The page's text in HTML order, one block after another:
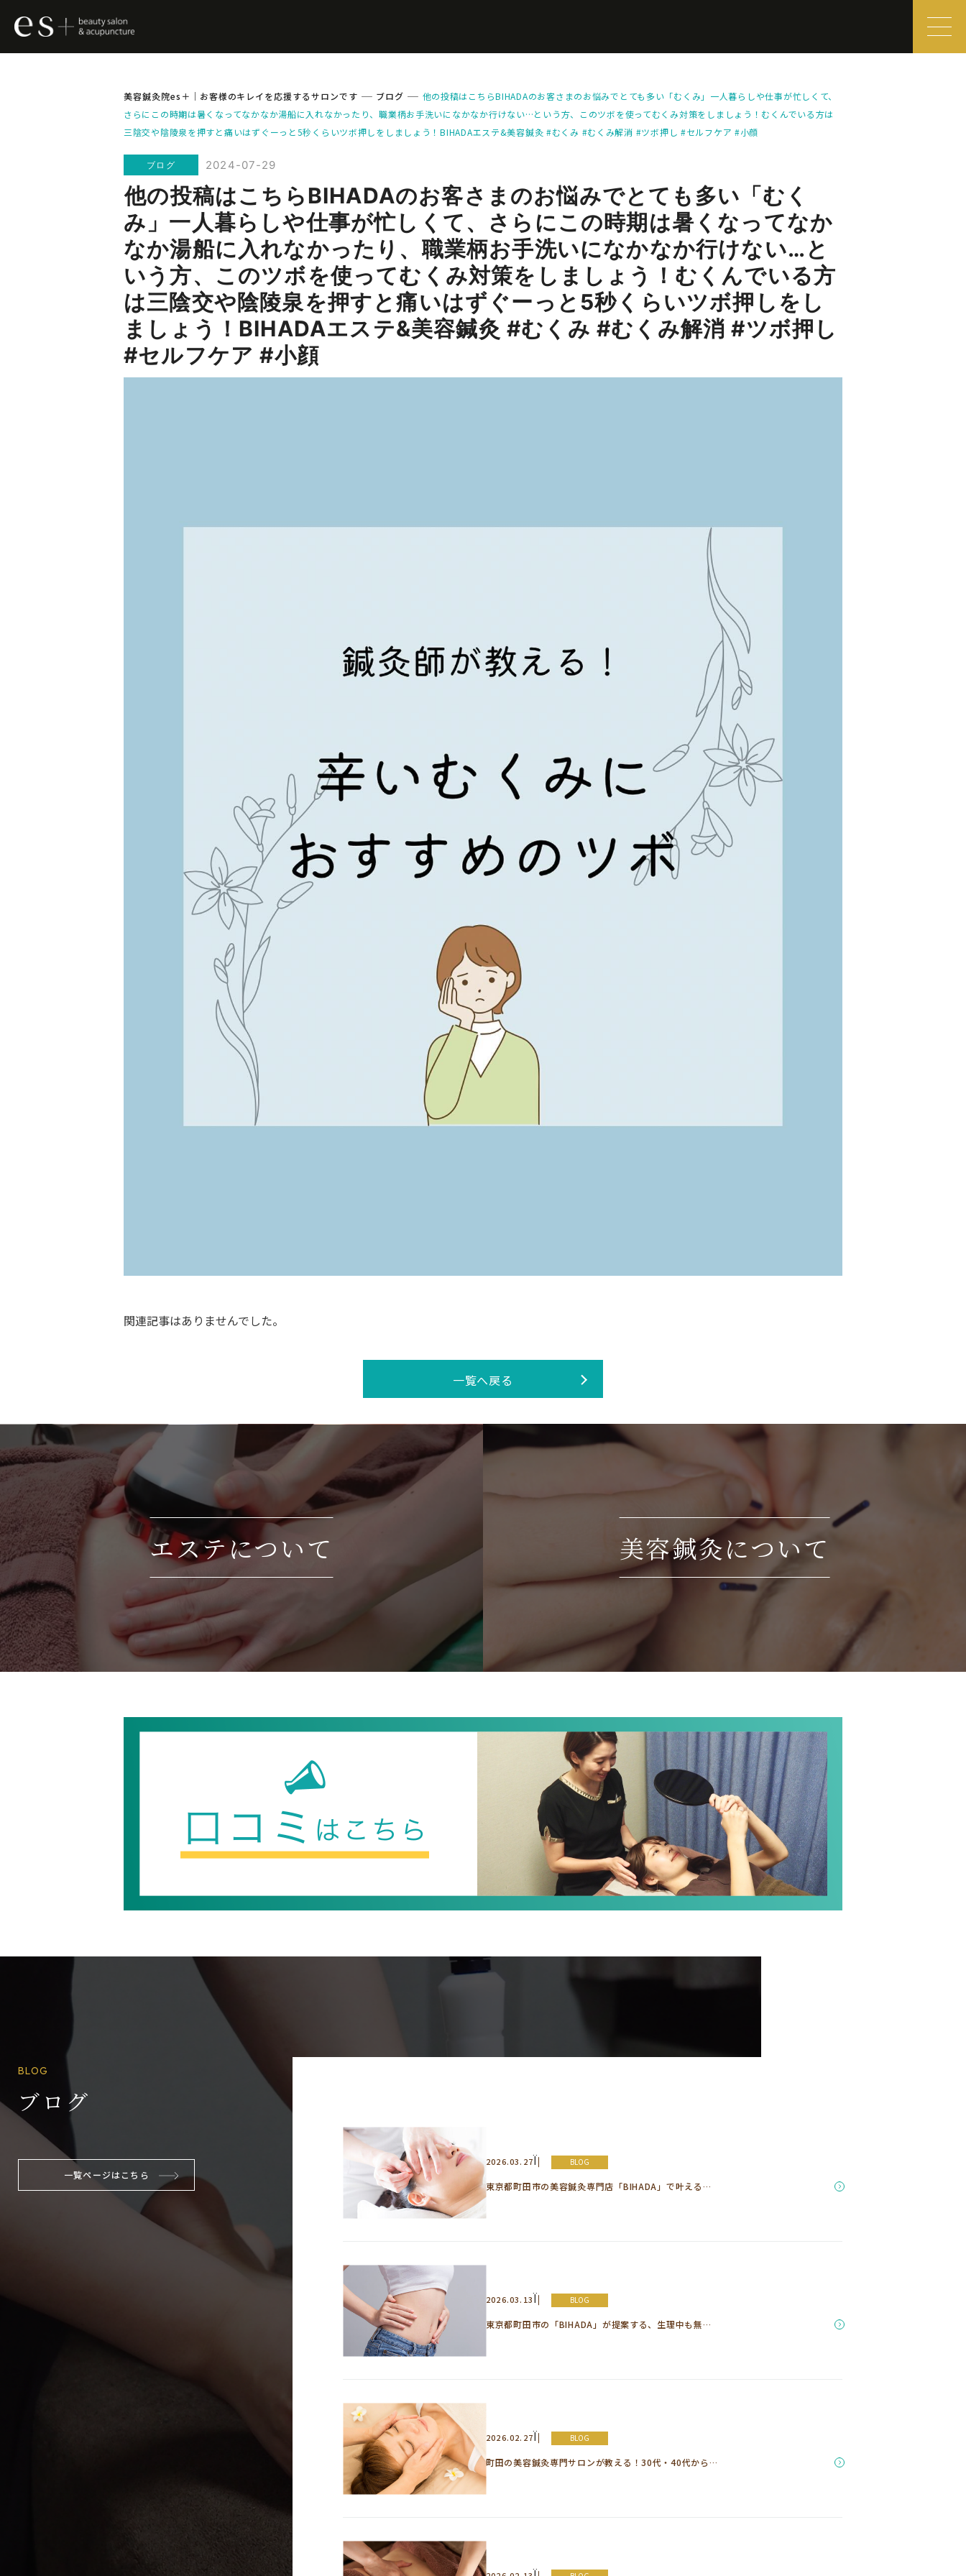
美容鍼灸院es＋｜お客様のキレイを応援するサロンです ブログ
️他の投稿はこちらBIHADAのお客さまのお悩みでとても多い「むくみ」一人暮らしや仕事が忙しくて、
さらにこの時期は暑くなってなかなか湯船に入れなかったり、職業柄お手洗いになかなか行けない…という方、このツボを使ってむくみ対策をしましょう！むくんでいる方は
三陰交や陰陵泉を押すと痛いはずぐーっと5秒くらいツボ押しをしましょう！BIHADAエステ&美容鍼灸 #むくみ #むくみ解消 #ツボ押し #セルフケア #小顔
ブログ 2024-07-29
️他の投稿はこちらBIHADAのお客さまのお悩みでとても多い「むく
み」一人暮らしや仕事が忙しくて、さらにこの時期は暑くなってなか
なか湯船に入れなかったり、職業柄お手洗いになかなか行けない…と
いう方、このツボを使ってむくみ対策をしましょう！むくんでいる方
は三陰交や陰陵泉を押すと痛いはずぐーっと5秒くらいツボ押しをし
ましょう！BIHADAエステ&美容鍼灸 #むくみ #むくみ解消 #ツボ押し
#セルフケア #小顔
関連記事はありませんでした。
一覧へ戻る
エステについて 美容鍼灸について
BLOG
ブログ
一覧ページはこちら
2026.03.27Ï BLOG
東京都町田市の美容鍼灸専門店「BIHADA」で叶える…
2026.03.13Ï BLOG
東京都町田市の「BIHADA」が提案する、生理中も無…
2026.02.27Ï BLOG
町田の美容鍼灸専門サロンが教える！30代・40代から…